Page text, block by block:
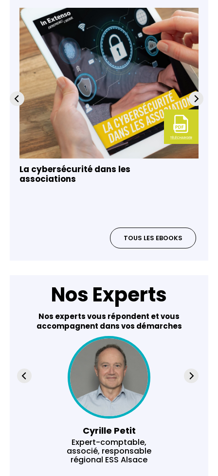
La cybersécurité dans les
associations
TOUS LES EBOOKS
Nos Experts
Nos experts vous répondent et vous
accompagnent dans vos démarches
Cyrille Petit
Expert-comptable,
associé, responsable
régional ESS Alsace